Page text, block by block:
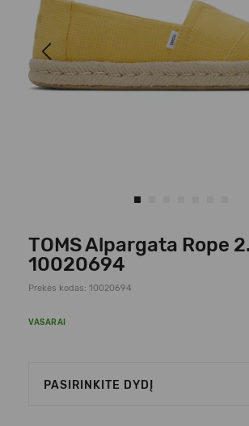
TOMS Alpargata Rope
10020694
Prekės kodas: 10020694
VASARAI
PASIRINKITE DYDĮ